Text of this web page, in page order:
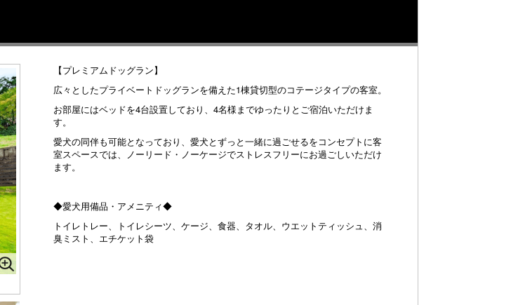
【プレミアムドッグラン】
広々としたプライベートドッグランを備えた1棟貸切型のコテージタイプの客室。
お部屋にはベッドを4台設置しており、4名様までゆったりとご宿泊いただけま
す。
愛犬の同伴も可能となっており、愛犬とずっと一緒に過ごせるをコンセプトに客
室スペースでは、ノーリード・ノーケージでストレスフリーにお過ごしいただけ
ます。
◆愛犬用備品・アメニティ◆
トイレトレー、トイレシーツ、ケージ、食器、タオル、ウエットティッシュ、消
臭ミスト、エチケット袋